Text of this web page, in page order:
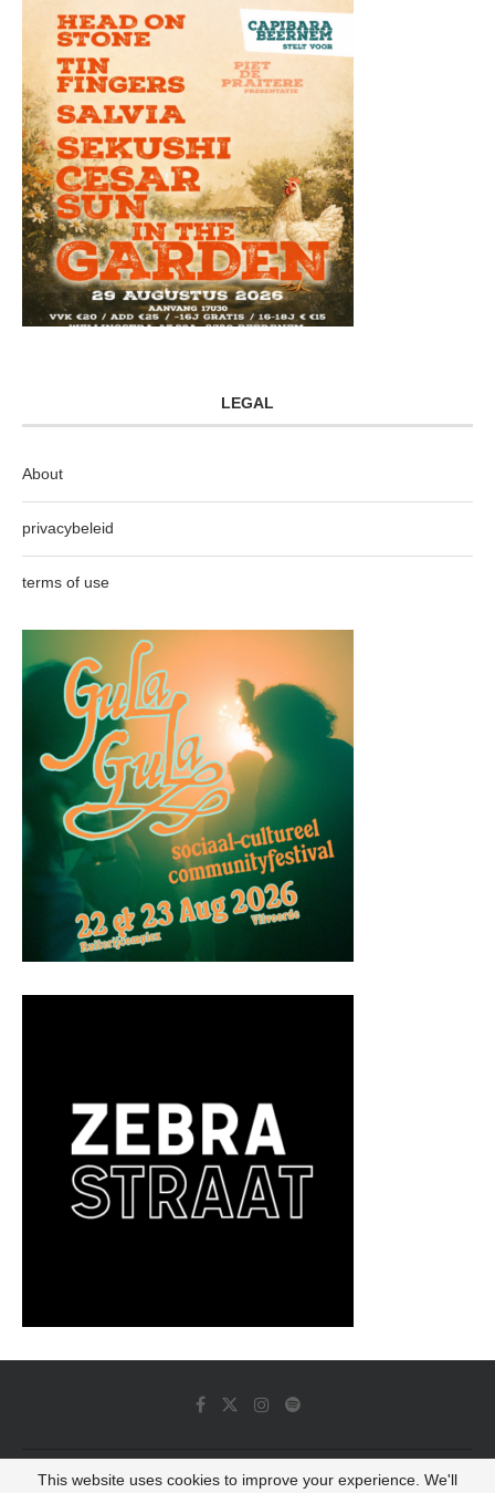
LEGAL
About
privacybeleid
terms of use
© 2022 - Luminous Dash All Rights Reserved
This website uses cookies to improve your experience. We'll